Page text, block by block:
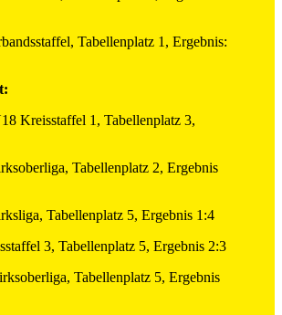
Tabellenplatz 1, Ergebnis:
Kreisstaffel 1, Tabellenplatz 3,
Tabellenplatz 2, Ergebnis
Tabellenplatz 5, Ergebnis 1:4
3, Tabellenplatz 5, Ergebnis 2:3
Tabellenplatz 5, Ergebnis